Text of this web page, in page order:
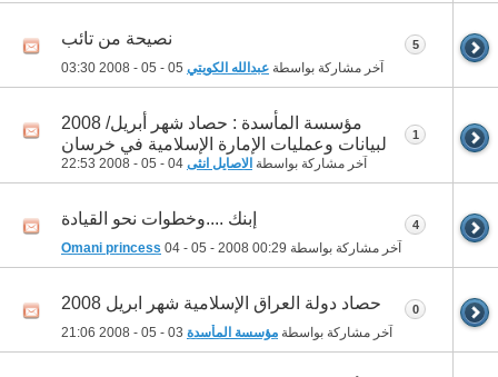
نصيحة من تائب
آخر مشاركة بواسطة عبدالله الكويتي 03:30
5
مؤسسة المأسدة : حصاد شهر أبريل/ 2008
لبيانات وعمليات الإمارة الإسلامية في خرسان
آخر مشاركة بواسطة الاصايل انثى 22:53
1
إبنك ....وخطوات نحو القيادة
آخر مشاركة بواسطة Omani princess 04 - 05 - 2008 00:29
4
حصاد دولة العراق الإسلامية شهر ابريل 2008
آخر مشاركة بواسطة مؤسسة المأسدة 21:06
0